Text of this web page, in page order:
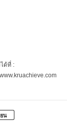
ด้ที่ :
น